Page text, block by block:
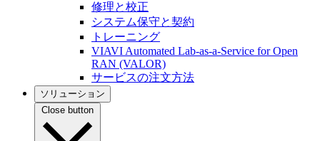
修理と校正
システム保守と契約
トレーニング
VIAVI Automated Lab-as-a-Service for Open
RAN (VALOR)
サービスの注文方法
ソリューション
Close button